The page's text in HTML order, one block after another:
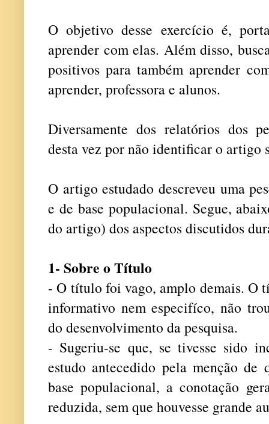
O objetivo desse exercício é,
aprender com elas. Além disso,
positivos para também aprender
aprender, professora e alunos.
Diversamente dos relatórios dos
desta vez por não identificar o artigo
O artigo estudado descreveu uma
e de base populacional. Segue,
do artigo) dos aspectos discutidos
1- Sobre o Título
- O título foi vago, amplo demais. O
informativo nem especifíco, não
do desenvolvimento da pesquisa.
- Sugeriu-se que, se tivesse sido
estudo antecedido pela menção de
base populacional, a conotação
reduzida, sem que houvesse grande